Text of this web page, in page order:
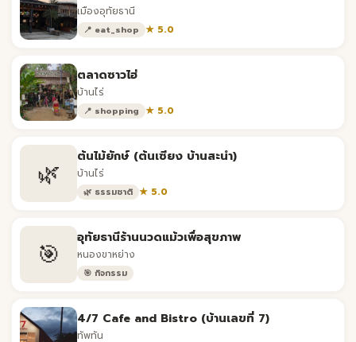
เมืองอุทัยธานี
📍 eat_shop ★ 5.0
ตลาดซาวไฮ่
บ้านไร่
📍 shopping ★ 5.0
🌿
ต้นไม้ยักษ์ (ต้นเซียง บ้านสะนำ)
บ้านไร่
🌿 ธรรมชาติ ★ 5.0
🎯
อุทัยธานีร้านนวดแม้วเพื่อสุขภาพ
หนองขาหย่าง
🎯 กิจกรรม
4/7 Cafe and Bistro (บ้านเลขที่ 7)
ทัพทัน